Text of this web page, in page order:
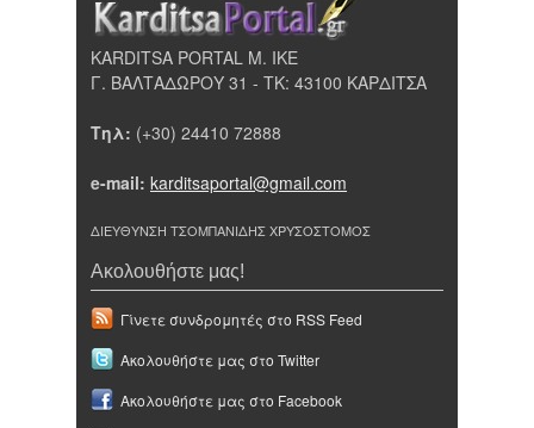
KARDITSA PORTAL Μ. ΙΚΕ
Γ. ΒΑΛΤΑΔΩΡΟΥ 31 - ΤΚ: 43100 ΚΑΡΔΙΤΣΑ
Τηλ: (+30) 24410 72888
e-mail: karditsaportal@gmail.com
ΔΙΕΥΘΥΝΣΗ ΤΣΟΜΠΑΝΙΔΗΣ ΧΡΥΣΟΣΤΟΜΟΣ
Ακολουθήστε μας!
Γίνετε συνδρομητές στο RSS Feed
Ακολουθήστε μας στο Twitter
Ακολουθήστε μας στο Facebook